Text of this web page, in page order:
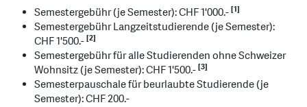
Semestergebühr (je Semester): CHF 1'000.- [1]
Semestergebühr Langzeitstudierende (je Semester):
CHF 1'500.- [2]
Semestergebühr für alle Studierenden ohne Schweizer
Wohnsitz (je Semester): CHF 1'500.- [3]
Semesterpauschale für beurlaubte Studierende (je
Semester): CHF 200.-